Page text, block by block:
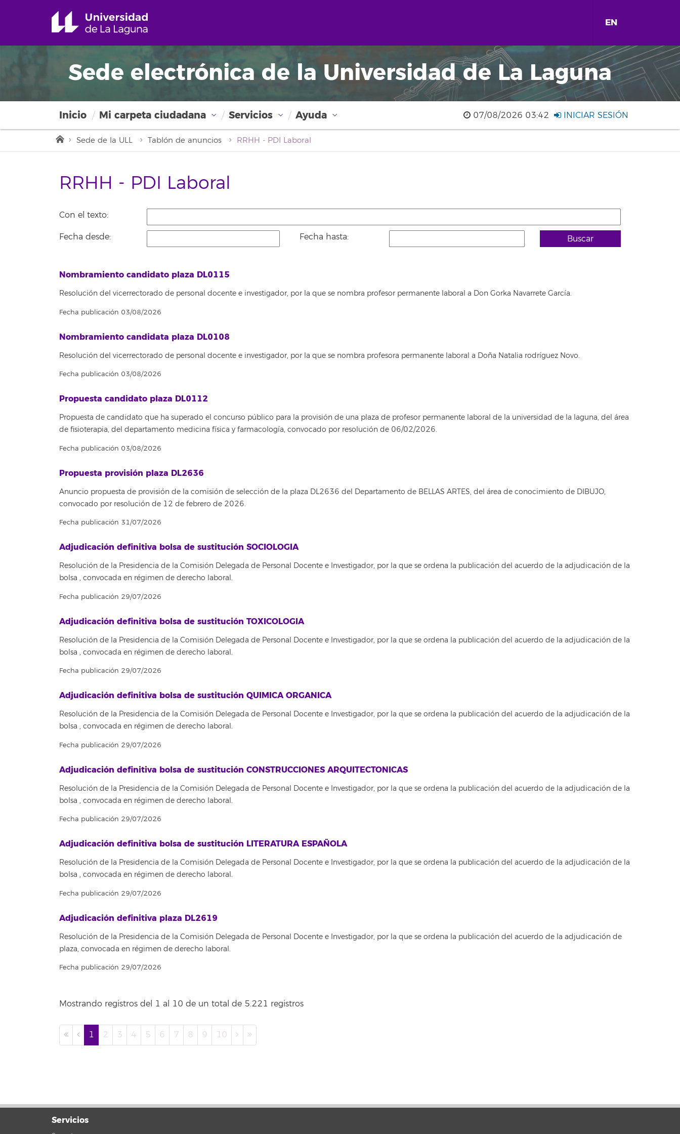
EN
Sede electrónica de la Universidad de La Laguna
Inicio Mi carpeta ciudadana Servicios Ayuda 07/08/2026 03:42 INICIAR SESIÓN
Sede de la ULL Tablón de anuncios RRHH - PDI Laboral
RRHH - PDI Laboral
Con el texto:
Fecha desde: Fecha hasta: Buscar
Nombramiento candidato plaza DL0115
Resolución del vicerrectorado de personal docente e investigador, por la que se nombra profesor permanente laboral a Don Gorka Navarrete García.
Fecha publicación 03/08/2026
Nombramiento candidata plaza DL0108
Resolución del vicerrectorado de personal docente e investigador, por la que se nombra profesora permanente laboral a Doña Natalia rodríguez Novo.
Fecha publicación 03/08/2026
Propuesta candidato plaza DL0112
Propuesta de candidato que ha superado el concurso público para la provisión de una plaza de profesor permanente laboral de la universidad de la laguna, del área
de fisioterapia, del departamento medicina física y farmacología, convocado por resolución de 06/02/2026.
Fecha publicación 03/08/2026
Propuesta provisión plaza DL2636
Anuncio propuesta de provisión de la comisión de selección de la plaza DL2636 del Departamento de BELLAS ARTES, del área de conocimiento de DIBUJO,
convocado por resolución de 12 de febrero de 2026.
Fecha publicación 31/07/2026
Adjudicación definitiva bolsa de sustitución SOCIOLOGIA
Resolución de la Presidencia de la Comisión Delegada de Personal Docente e Investigador, por la que se ordena la publicación del acuerdo de la adjudicación de la
bolsa , convocada en régimen de derecho laboral.
Fecha publicación 29/07/2026
Adjudicación definitiva bolsa de sustitución TOXICOLOGIA
Resolución de la Presidencia de la Comisión Delegada de Personal Docente e Investigador, por la que se ordena la publicación del acuerdo de la adjudicación de la
bolsa , convocada en régimen de derecho laboral.
Fecha publicación 29/07/2026
Adjudicación definitiva bolsa de sustitución QUIMICA ORGANICA
Resolución de la Presidencia de la Comisión Delegada de Personal Docente e Investigador, por la que se ordena la publicación del acuerdo de la adjudicación de la
bolsa , convocada en régimen de derecho laboral.
Fecha publicación 29/07/2026
Adjudicación definitiva bolsa de sustitución CONSTRUCCIONES ARQUITECTONICAS
Resolución de la Presidencia de la Comisión Delegada de Personal Docente e Investigador, por la que se ordena la publicación del acuerdo de la adjudicación de la
bolsa , convocada en régimen de derecho laboral.
Fecha publicación 29/07/2026
Adjudicación definitiva bolsa de sustitución LITERATURA ESPAÑOLA
Resolución de la Presidencia de la Comisión Delegada de Personal Docente e Investigador, por la que se ordena la publicación del acuerdo de la adjudicación de la
bolsa , convocada en régimen de derecho laboral.
Fecha publicación 29/07/2026
Adjudicación definitiva plaza DL2619
Resolución de la Presidencia de la Comisión Delegada de Personal Docente e Investigador, por la que se ordena la publicación del acuerdo de la adjudicación de
plaza, convocada en régimen de derecho laboral.
Fecha publicación 29/07/2026
Mostrando registros del 1 al 10 de un total de 5.221 registros
1 2 3 4 5 6 7 8 9 10
Servicios